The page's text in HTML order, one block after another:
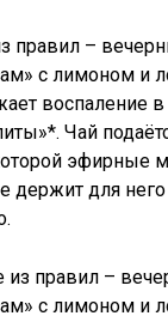
правил –
с лимоном и
воспаление
Чай
эфирные
для